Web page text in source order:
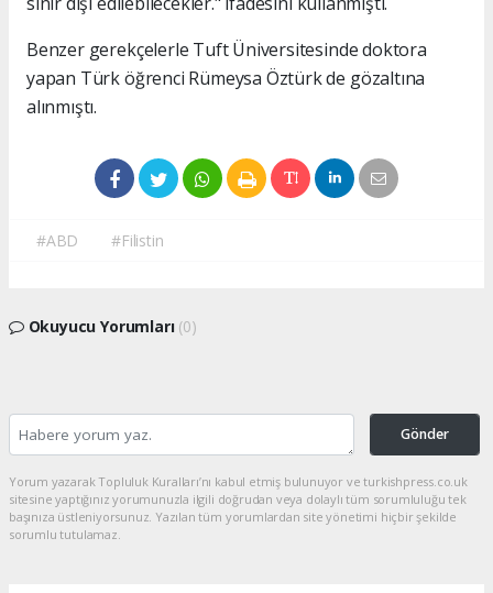
Benzer gerekçelerle Tuft Üniversitesinde doktora
yapan Türk öğrenci Rümeysa Öztürk de gözaltına
alınmıştı.
#ABD #Filistin
Okuyucu Yorumları (0)
Gönder
Yorum yazarak Topluluk Kuralları’nı kabul etmiş bulunuyor ve turkishpress.co.uk
sitesine yaptığınız yorumunuzla ilgili doğrudan veya dolaylı tüm sorumluluğu tek
başınıza üstleniyorsunuz. Yazılan tüm yorumlardan site yönetimi hiçbir şekilde
sorumlu tutulamaz.